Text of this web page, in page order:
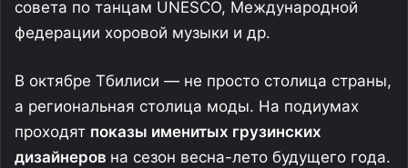
совета по танцам UNESCO, Международной
федерации хоровой музыки и др.
В октябре Тбилиси — не просто столица страны,
а региональная столица моды. На подиумах
проходят показы именитых грузинских
дизайнеров на сезон весна-лето будущего года.